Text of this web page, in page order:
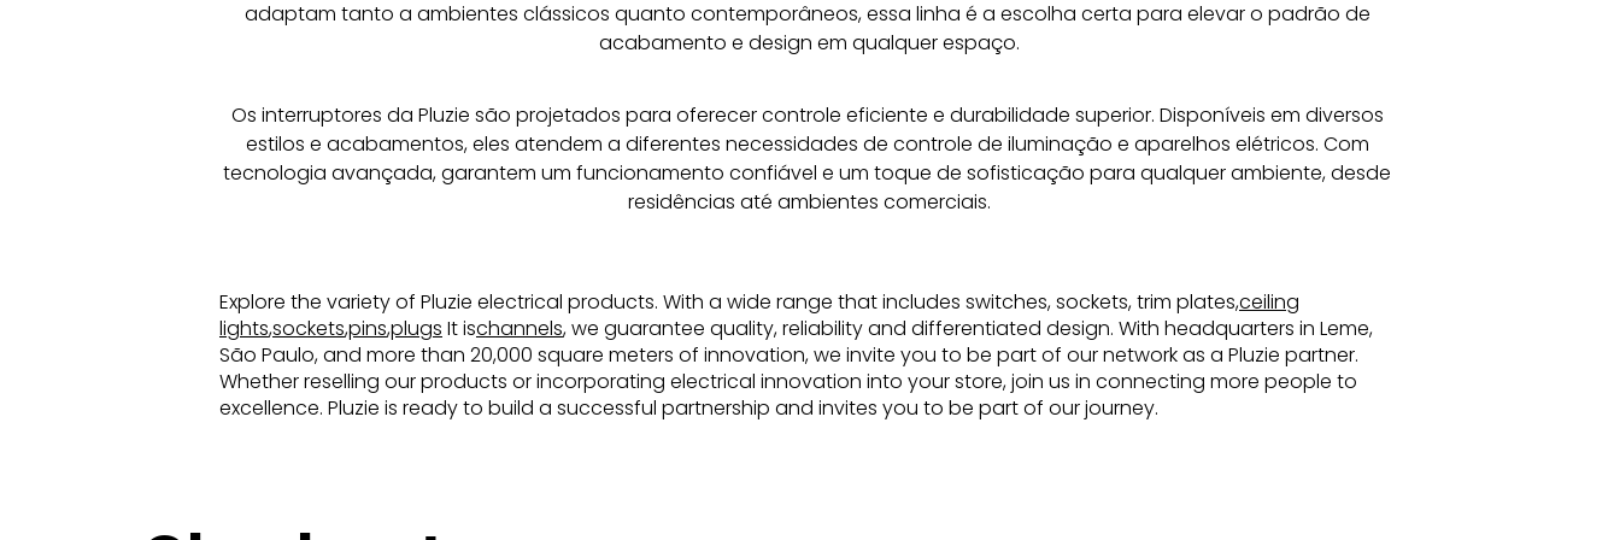
adaptam tanto a ambientes clássicos quanto contemporâneos, essa linha é a escolha certa para elevar o padrão de
acabamento e design em qualquer espaço.
Os interruptores da Pluzie são projetados para oferecer controle eficiente e durabilidade superior. Disponíveis em diversos
estilos e acabamentos, eles atendem a diferentes necessidades de controle de iluminação e aparelhos elétricos. Com
tecnologia avançada, garantem um funcionamento confiável e um toque de sofisticação para qualquer ambiente, desde
residências até ambientes comerciais.
Explore the variety of Pluzie electrical products. With a wide range that includes switches, sockets, trim plates,ceiling
lights,sockets,pins,plugs It ischannels, we guarantee quality, reliability and differentiated design. With headquarters in Leme,
São Paulo, and more than 20,000 square meters of innovation, we invite you to be part of our network as a Pluzie partner.
Whether reselling our products or incorporating electrical innovation into your store, join us in connecting more people to
excellence. Pluzie is ready to build a successful partnership and invites you to be part of our journey.